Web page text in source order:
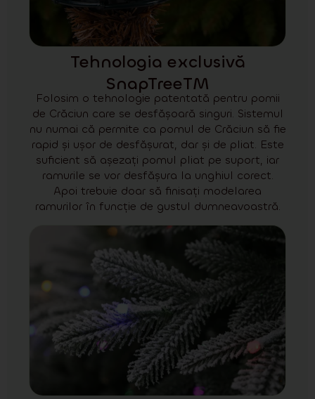
Tehnologia exclusivă
SnapTreeTM
Folosim o tehnologie patentată pentru pomii
de Crăciun care se desfășoară singuri. Sistemul
nu numai că permite ca pomul de Crăciun să fie
rapid și ușor de desfășurat, dar și de pliat. Este
suficient să așezați pomul pliat pe suport, iar
ramurile se vor desfășura la unghiul corect.
Apoi trebuie doar să finisați modelarea
ramurilor în funcție de gustul dumneavoastră.